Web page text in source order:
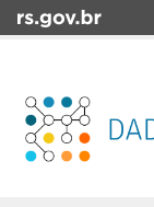
Skip to main content